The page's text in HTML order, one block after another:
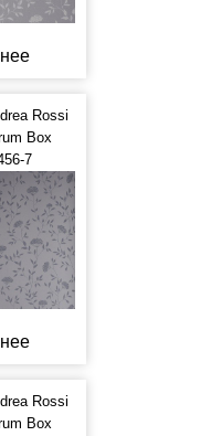
Rossi
Box
7
Rossi
Box